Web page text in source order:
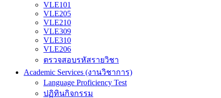
VLE101
VLE205
VLE210
VLE309
VLE310
VLE206
ตรวจสอบรหัสรายวิชา
Academic Services (งานวิชาการ)
Language Proficiency Test
ปฏิทินกิจกรรม